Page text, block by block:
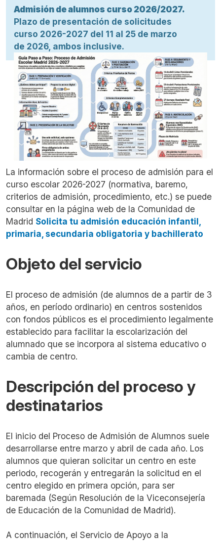
Admisión de alumnos curso 2026/2027.
Plazo de presentación de solicitudes
curso 2026-2027 del 11 al 25 de marzo
de 2026, ambos inclusive.
La información sobre el proceso de admisión para el
curso escolar 2026-2027 (normativa, baremo,
criterios de admisión, procedimiento, etc.) se puede
consultar en la página web de la Comunidad de
Madrid Solicita tu admisión educación infantil,
primaria, secundaria obligatoria y bachillerato
Objeto del servicio
El proceso de admisión (de alumnos de a partir de 3
años, en período ordinario) en centros sostenidos
con fondos públicos es el procedimiento legalmente
establecido para facilitar la escolarización del
alumnado que se incorpora al sistema educativo o
cambia de centro.
Descripción del proceso y
destinatarios
El inicio del Proceso de Admisión de Alumnos suele
desarrollarse entre marzo y abril de cada año. Los
alumnos que quieran solicitar un centro en este
periodo, recogerán y entregarán la solicitud en el
centro elegido en primera opción, para ser
baremada (Según Resolución de la Viceconsejería
de Educación de la Comunidad de Madrid).
A continuación, el Servicio de Apoyo a la